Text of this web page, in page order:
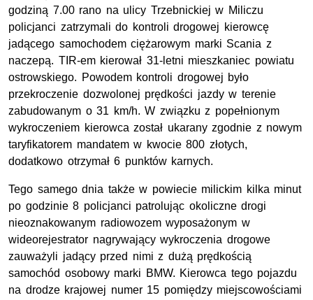
godziną 7.00 rano na ulicy Trzebnickiej w Miliczu
policjanci zatrzymali do kontroli drogowej kierowcę
jadącego samochodem ciężarowym marki Scania z
naczepą. TIR-em kierował 31-letni mieszkaniec powiatu
ostrowskiego. Powodem kontroli drogowej było
przekroczenie dozwolonej prędkości jazdy w terenie
zabudowanym o 31 km/h. W związku z popełnionym
wykroczeniem kierowca został ukarany zgodnie z nowym
taryfikatorem mandatem w kwocie 800 złotych,
dodatkowo otrzymał 6 punktów karnych.
Tego samego dnia także w powiecie milickim kilka minut
po godzinie 8 policjanci patrolując okoliczne drogi
nieoznakowanym radiowozem wyposażonym w
wideorejestrator nagrywający wykroczenia drogowe
zauważyli jadący przed nimi z dużą prędkością
samochód osobowy marki BMW. Kierowca tego pojazdu
na drodze krajowej numer 15 pomiędzy miejscowościami